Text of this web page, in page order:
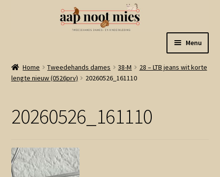
naar
navigatie
de
inhoud
Menu
Welkom
Winkel
Winkelmand
Home Tweedehands dames 38-M
28 – LTB jeans wit korte
lengte nieuw (0526prv)
20260526_161110
20260526_161110